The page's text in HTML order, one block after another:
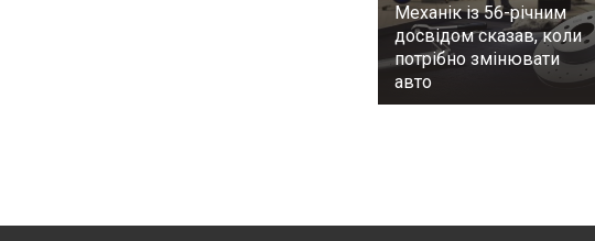
Механік із 56-річним
досвідом сказав, коли
потрібно змінювати
авто